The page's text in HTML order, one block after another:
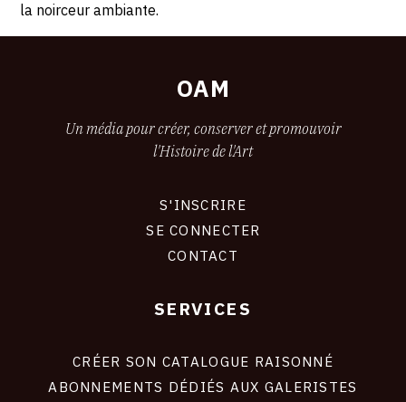
la noirceur ambiante.
OAM
Un média pour créer, conserver et promouvoir
l'Histoire de l'Art
S'INSCRIRE
SE CONNECTER
CONTACT
SERVICES
CRÉER SON CATALOGUE RAISONNÉ
ABONNEMENTS DÉDIÉS AUX GALERISTES